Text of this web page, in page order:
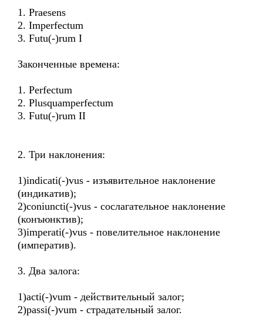
1. Praesens
2. Imperfectum
3. Futu(-)rum I
Законченные времена:
1. Perfectum
2. Plusquamperfectum
3. Futu(-)rum II
2. Три наклонения:
1)indicati(-)vus - изъявительное наклонение
(индикатив);
2)coniuncti(-)vus - сослагательное наклонение
(конъюнктив);
3)imperati(-)vus - повелительное наклонение
(императив).
3. Два залога:
1)acti(-)vum - действительный залог;
2)passi(-)vum - страдательный залог.